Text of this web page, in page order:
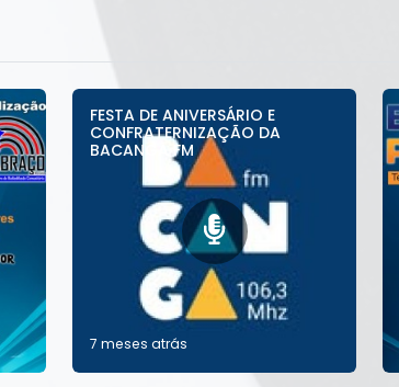
FESTA DE ANIVERSÁRIO E
CONFRATERNIZAÇÃO DA
BACANGA FM
7 meses atrás